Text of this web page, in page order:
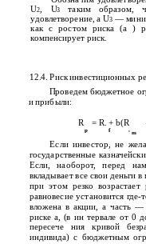
U2, U3таким образом,
удовлетворение, a U3 —
как с ростом риска (а )
компенсирует риск.
12.4. Риск инвестиционных
Проведем бюджетное
и прибыли:
R = R. + b(R
p f v m
Если инвестор, не
государственные
Если, наоборот, перед
вкладывает все свои деньги
при этом резко
равновесие установится
вложена в акции, а часть —
риске а, (в ин­ тервале от 0
пересече­ ния кривой
индивида) с бюджетным